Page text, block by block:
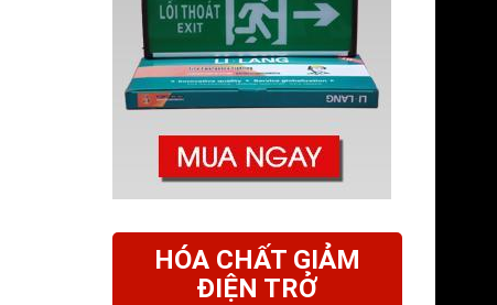
HÓA CHẤT GIẢM
ĐIỆN TRỞ